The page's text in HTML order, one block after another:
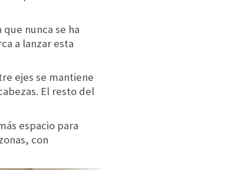
nunca se ha
a lanzar esta
ejes se mantiene
El resto del
espacio para
con